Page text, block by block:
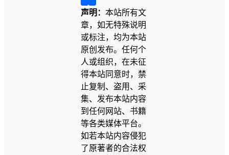
声明： 本站所有文
章，如无特殊说明
或标注，均为本站
原创发布。任何个
人或组织，在未征
得本站同意时，禁
止复制、盗用、采
集、发布本站内容
到任何网站、书籍
等各类媒体平台。
如若本站内容侵犯
了原著者的合法权